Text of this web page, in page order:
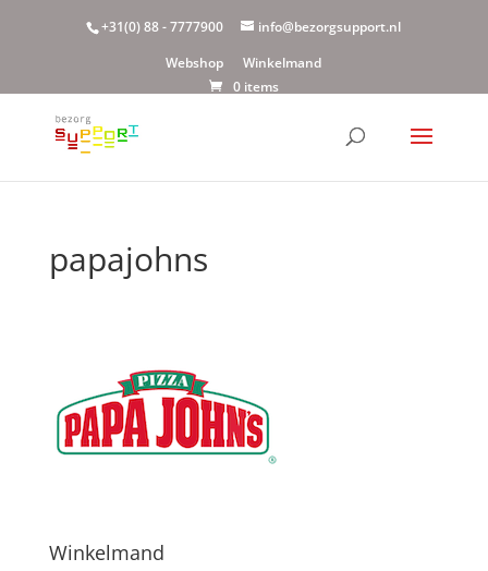
+31(0) 88 - 7777900
info@bezorgsupport.nl
Webshop
Winkelmand
0 items
papajohns
Winkelmand